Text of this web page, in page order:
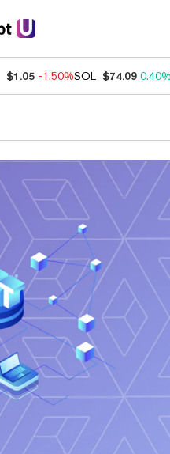
$1.05 -1.50%SOL $74.09